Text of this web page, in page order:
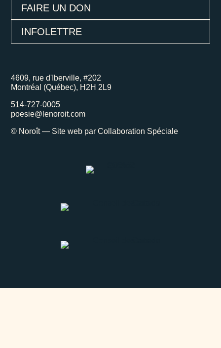
FAIRE UN DON
INFOLETTRE
4609, rue d'Iberville, #202
Montréal (Québec), H2H 2L9
514-727-0005
poesie@lenoroit.com
© Noroît — Site web parCollaboration Spéciale